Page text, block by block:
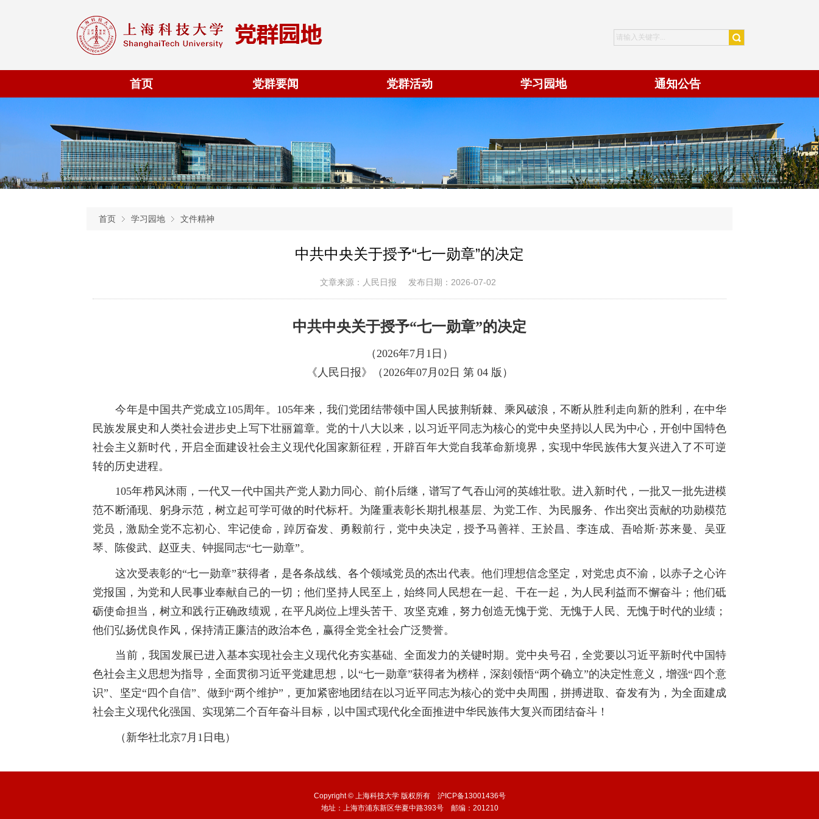
首页 党群要闻 党群活动 学习园地 通知公告
首页 学习园地 文件精神
中共中央关于授予“七一勋章”的决定
文章来源：人民日报 发布日期：2026-07-02
中共中央关于授予“七一勋章”的决定
（ 2026年7 月 1 日）
《人民日报》（ 2026年07月 02 日 第 04 版）
今年是中国共产党成立105周年。 105年来，我们党团结带领中国人民披荆斩棘、乘风破浪，不断从胜利走向新的胜利，在中华
民族发展史和人类社会进步史上写下壮丽篇章。党的十八大以来，以习近平同志为核心的党中央坚持以人民为中心，开创中国特色
社会主义新时代，开启全面建设社会主义现代化国家新征程，开辟百年大党自我革命新境界，实现中华民族伟大复兴进入了不可逆
转的历史进程。
105年栉风沐雨，一代又一代中国共产党人勠力同心、前仆后继，谱写了气吞山河的英雄壮歌。进入新时代，一批又一批先进模
范不断涌现、躬身示范，树立起可学可做的时代标杆。为隆重表彰长期扎根基层、为党工作、为民服务、作出突出贡献的功勋模范
党员，激励全党不忘初心、牢记使命，踔厉奋发、勇毅前行，党中央决定，授予马善祥、王於昌、李连成、吾哈斯·苏来曼、吴亚
琴、陈俊武、赵亚夫、钟掘同志“七一勋章”。
这次受表彰的“七一勋章”获得者，是各条战线、各个领域党员的杰出代表。他们理想信念坚定，对党忠贞不渝，以赤子之心许
党报国，为党和人民事业奉献自己的一切；他们坚持人民至上，始终同人民想在一起、干在一起，为人民利益而不懈奋斗；他们砥
砺使命担当，树立和践行正确政绩观，在平凡岗位上埋头苦干、攻坚克难，努力创造无愧于党、无愧于人民、无愧于时代的业绩；
他们弘扬优良作风，保持清正廉洁的政治本色，赢得全党全社会广泛赞誉。
当前，我国发展已进入基本实现社会主义现代化夯实基础、全面发力的关键时期。党中央号召，全党要以习近平新时代中国特
色社会主义思想为指导，全面贯彻习近平党建思想，以“七一勋章”获得者为榜样，深刻领悟“两个确立”的决定性意义，增强“四个意
识”、坚定“四个自信”、做到“两个维护”，更加紧密地团结在以习近平同志为核心的党中央周围，拼搏进取、奋发有为，为全面建成
社会主义现代化强国、实现第二个百年奋斗目标，以中国式现代化全面推进中华民族伟大复兴而团结奋斗！
（新华社北京7 月 1 日电）
Copyright © 上海科技大学 版权所有 沪ICP备13001436号
地址：上海市浦东新区华夏中路393号 邮编：201210